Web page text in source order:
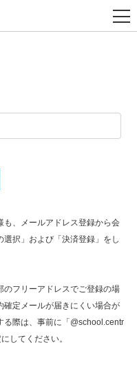
、メールアドレス登録から会
択」および「決済登録」をし
フリーアドレスでご登録の場
確定メールが届きにくい場合が
る際は、事前に「@school.centr
してください。